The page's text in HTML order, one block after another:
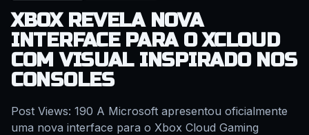
XBOX REVELA NOVA
INTERFACE PARA O XCLOUD
COM VISUAL INSPIRADO NOS
CONSOLES
Post Views: 190 A Microsoft apresentou oficialmente
uma nova interface para o Xbox Cloud Gaming